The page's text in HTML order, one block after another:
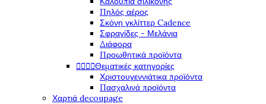
Πηλός αέρος
Σκόνη γκλίττερ Cadence
Σφραγίδες - Μελάνια
Διάφορα
Προωθητικά προϊόντα
Θεματικές κατηγορίες
Χριστουγεννιάτικα προϊόντα
Πασχαλινά προϊόντα
Χαρτιά decoupage